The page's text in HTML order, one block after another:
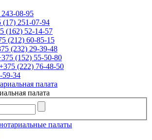
08-95
(17) 251-07-94
(162) 52-14-57
(212) 60-85-15
(232) 29-39-48
(152) 55-50-80
(222) 76-48-50
59-34
палата
палаты